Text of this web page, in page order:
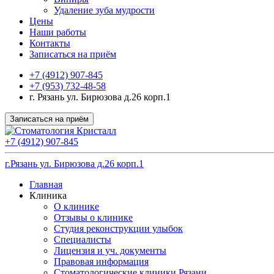
Удаление зуба мудрости
Цены
Наши работы
Контакты
Записаться на приём
+7 (4912) 907-845
+7 (953) 732-48-58
г. Рязань ул. Бирюзова д.26 корп.1
Записаться на приём
+7 (4912) 907-845
г.Рязань ул. Бирюзова д.26 корп.1
Главная
Клиника
О клинике
Отзывы о клинике
Студия реконструкции улыбок
Специалисты
Лицензия и уч. документы
Правовая информация